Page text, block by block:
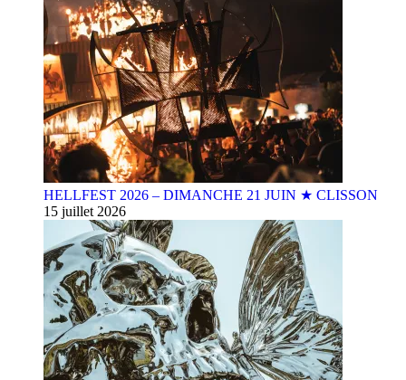
HELLFEST 2026 – DIMANCHE 21 JUIN ★ CLISSON
15 juillet 2026